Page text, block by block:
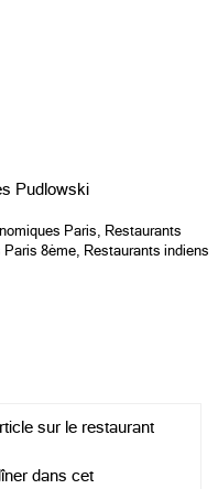
Pudlowski
Paris Restaurants
Paris 8ème Restaurants indiens
sur le restaurant
dans cet